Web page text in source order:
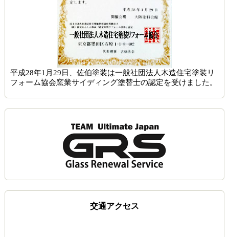
平成28年1月29日、佐伯塗装は一般社団法人木造住宅塗装リ
フォーム協会窯業サイディング塗替士の認定を受けました。
交通アクセス